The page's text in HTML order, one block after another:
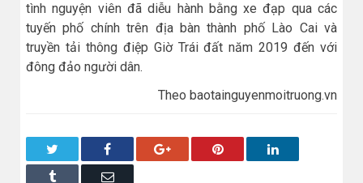
tình nguyện viên đã diễu hành bằng xe đạp qua các
tuyến phố chính trên địa bàn thành phố Lào Cai và
truyền tải thông điệp Giờ Trái đất năm 2019 đến với
đông đảo người dân.
Theo baotainguyenmoitruong.vn
Facebook Google+ Pinterest LinkedIn
Tumblr Email